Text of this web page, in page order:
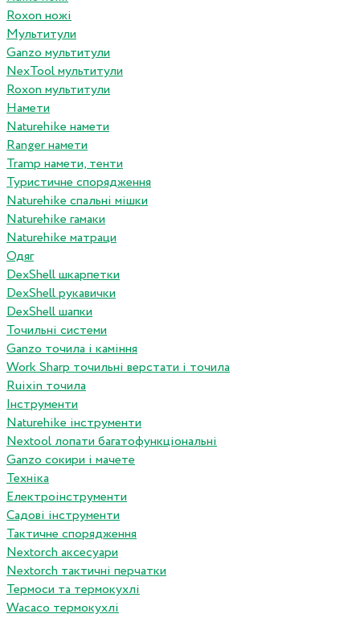
Roxon ножi
Мультитули
Ganzo мультитули
NexTool мультитули
Roxon мультитули
Намети
Naturehike намети
Ranger намети
Tramp намети, тенти
Туристичне спорядження
Naturehike спальні мішки
Naturehike гамаки
Naturehike матраци
Одяг
DexShell шкарпетки
DexShell рукавички
DexShell шапки
Точильні системи
Ganzo точила і каміння
Work Sharp точильні верстати і точила
Ruixin точила
Інструменти
Naturehike інструменти
Nextool лопати багатофункціональні
Ganzo сокири і мачете
Техніка
Електроінструменти
Садові інструменти
Тактичне спорядження
Nextorch аксесуари
Nextorch тактичні перчатки
Термоси та термокухлі
Wacaco термокухлі